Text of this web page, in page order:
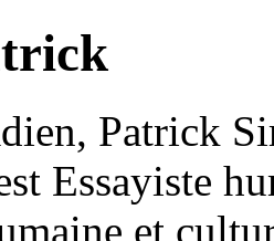
Patrick
Essayiste
et